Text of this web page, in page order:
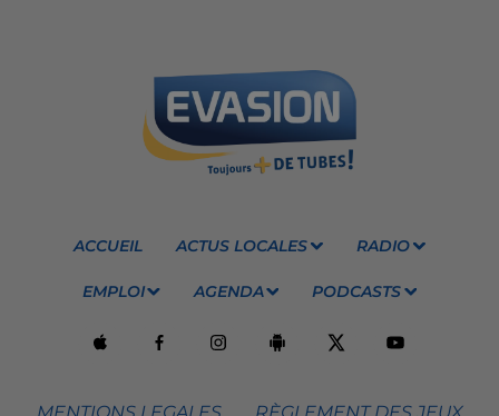
ACCUEIL ACTUS LOCALES RADIO
EMPLOI AGENDA PODCASTS